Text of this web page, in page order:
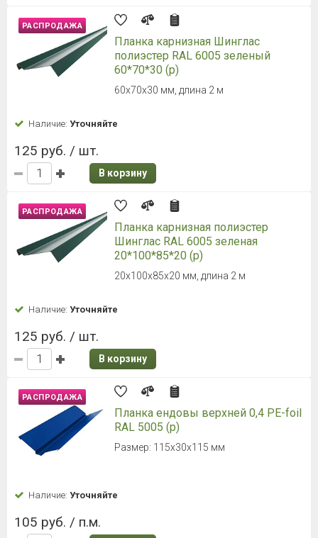
РАСПРОДАЖА
Планка карнизная Шинглас
полиэстер RAL 6005 зеленый
60*70*30 (р)
60х70х30 мм, длина 2 м
Наличие: Уточняйте
125 руб. / шт.
В корзину
РАСПРОДАЖА
Планка карнизная полиэстер
Шинглас RAL 6005 зеленая
20*100*85*20 (р)
20х100х85х20 мм, длина 2 м
Наличие: Уточняйте
125 руб. / шт.
В корзину
РАСПРОДАЖА
Планка ендовы верхней 0,4 PE-foil
RAL 5005 (р)
Размер: 115х30х115 мм
Наличие: Уточняйте
105 руб. / п.м.